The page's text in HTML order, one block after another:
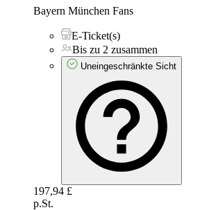
Bayern München Fans
E-Ticket(s)
Bis zu 2 zusammen
Uneingeschränkte Sicht
197,94 £
p.St.